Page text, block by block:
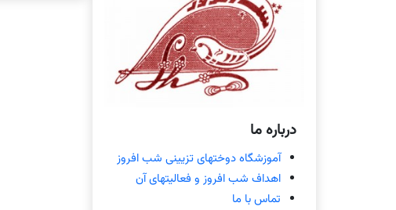
درباره ما
آموزشگاه دوختهای تزیینی شب افروز
اهداف شب افروز و فعالیتهای آن
تماس با ما